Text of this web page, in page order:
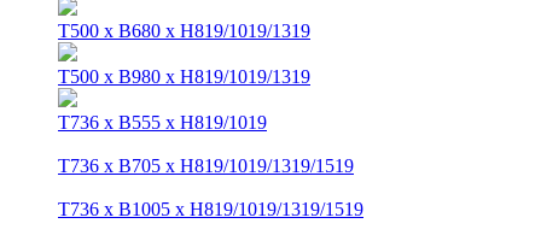
T500 x B680 x H819/1019/1319
T500 x B980 x H819/1019/1319
T736 x B555 x H819/1019
T736 x B705 x H819/1019/1319/1519
T736 x B1005 x H819/1019/1319/1519